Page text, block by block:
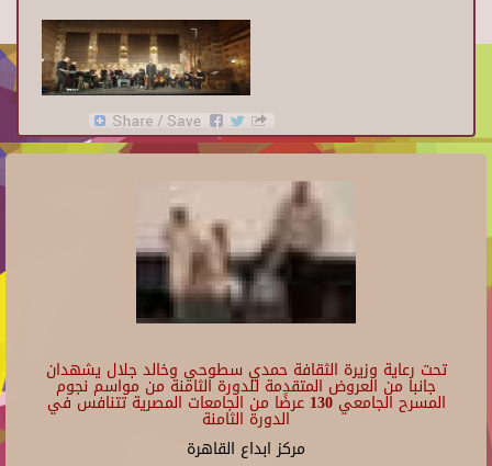
تحت رعاية وزيرة الثقافة حمدي سطوحي وخالد جلال يشهدان
جانبا من العروض المتقدمة للدورة الثامنة من مواسم نجوم
المسرح الجامعي 130 عرضًا من الجامعات المصرية تتنافس في
الدورة الثامنة
مركز ابداع القاهرة